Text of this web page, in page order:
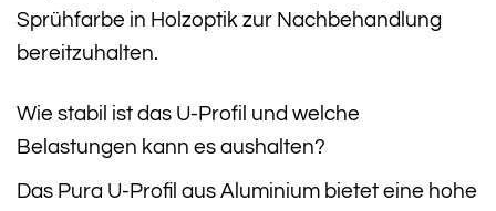
Sprühfarbe in Holzoptik zur Nachbehandlung
bereitzuhalten.
Wie stabil ist das U-Profil und welche
Belastungen kann es aushalten?
Das Pura U-Profil aus Aluminium bietet eine hohe